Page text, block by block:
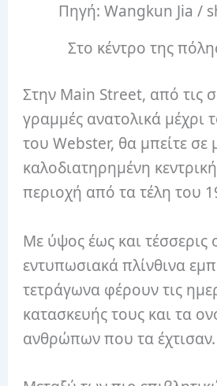
Πηγή: Wangkun Jia /
Στο κέντρο της
Στην Main Street, από τις
γραμμές ανατολικά μέχρι
του Webster, θα μπείτε σε
καλοδιατηρημένη
περιοχή από τα τέλη του
Με ύψος έως και
εντυπωσιακά πλίνθινα
τετράγωνα φέρουν τις
κατασκευής τους και τα
ανθρώπων που τα έχτισαν.